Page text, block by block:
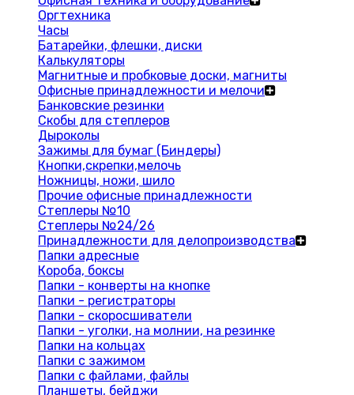
Оргтехника
Часы
Батарейки, флешки, диски
Калькуляторы
Магнитные и пробковые доски, магниты
Офисные принадлежности и мелочи
Банковские резинки
Скобы для степлеров
Дыроколы
Зажимы для бумаг (Биндеры)
Кнопки,скрепки,мелочь
Ножницы, ножи, шило
Прочие офисные принадлежности
Степлеры №10
Степлеры №24/26
Принадлежности для делопроизводства
Папки адресные
Короба, боксы
Папки - конверты на кнопке
Папки - регистраторы
Папки - скоросшиватели
Папки - уголки, на молнии, на резинке
Папки на кольцах
Папки с зажимом
Папки с файлами, файлы
Планшеты, бейджи